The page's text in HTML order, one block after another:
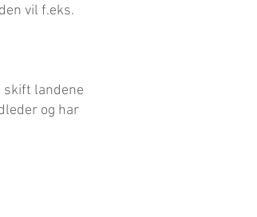
vil f.eks.
skift landene
og har